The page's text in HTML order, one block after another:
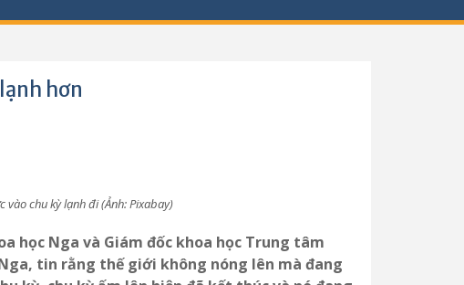
hơn
chu kỳ lạnh đi (Ảnh: Pixabay)
học Nga và Giám đốc khoa học Trung tâm
tin rằng thế giới không nóng lên mà đang